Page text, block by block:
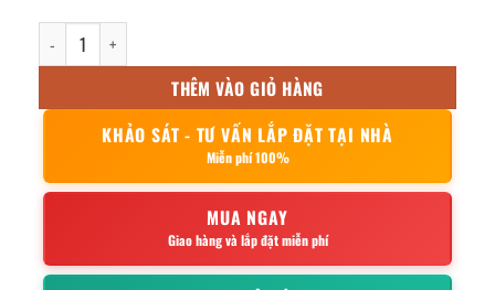
Nồi lẩu inox nắp kính 18cm số lượng
THÊM VÀO GIỎ HÀNG
KHẢO SÁT - TƯ VẤN LẮP ĐẶT TẠI NHÀ
Miễn phí 100%
MUA NGAY
Giao hàng và lắp đặt miễn phí